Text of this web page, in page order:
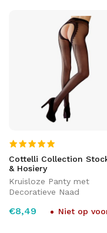
Cottelli Collection
& Hosiery
Kruisloze Panty met
Decoratieve Naad
€8,49 Niet op